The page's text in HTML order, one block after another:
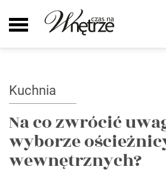
Kuchnia
Na co zwrócić
wyborze
wewnętrznych?